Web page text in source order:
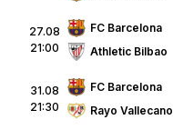
27.08
21:00
FC Barcelona
Athletic Bilbao
31.08
21:30
FC Barcelona
Rayo Vallecano